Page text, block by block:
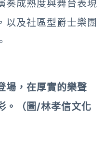
奏成熟度與舞台表現
以及社區型爵士樂團
場，在厚實的樂聲
。（圖/林孝信文化